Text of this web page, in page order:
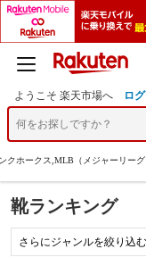
ようこそ 楽天市場へ ロ
クホークス,MLB（メジャーリー
靴ランキング